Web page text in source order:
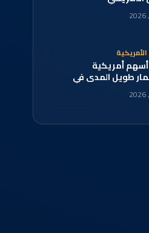
أمريكية
طويل المدى في